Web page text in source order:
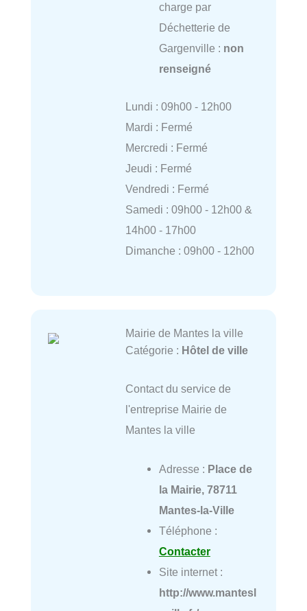
charge par
Déchetterie de
Gargenville : non
renseigné
Lundi : 09h00 - 12h00
Mardi : Fermé
Mercredi : Fermé
Jeudi : Fermé
Vendredi : Fermé
Samedi : 09h00 - 12h00 &
14h00 - 17h00
Dimanche : 09h00 - 12h00
Mairie de Mantes la ville
Catégorie : Hôtel de ville
Contact du service de
l'entreprise Mairie de
Mantes la ville
Adresse : Place de
la Mairie, 78711
Mantes-la-Ville
Téléphone :
Contacter
Site internet :
http://www.mantesl